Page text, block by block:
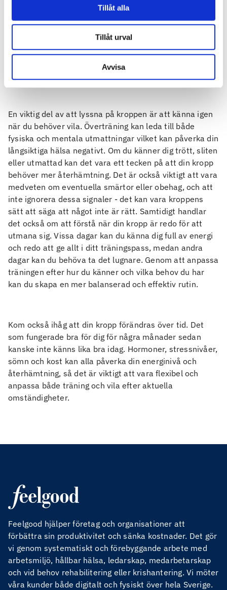
Tillåt alla
Tillåt urval
Avvisa
det som fungerar för en person passar inte
nödvändigtvis för en annan. Därför är det viktigt att
vara uppmärksam på hur din kropp reagerar på träning,
vila och andra faktorer i livet. Genom att vara lyhörd för
dina egna behov och signaler kan du anpassa din
En viktig del av att lyssna på kroppen är att känna igen
när du behöver vila. Överträning kan leda till både
fysiska och mentala utmattningar vilket kan påverka din
långsiktiga hälsa negativt. Om du känner dig trött, sliten
eller utmattad kan det vara ett tecken på att din kropp
behöver mer återhämtning. Det är också viktigt att vara
medveten om eventuella smärtor eller obehag, och att
inte ignorera dessa signaler - det kan vara kroppens
sätt att säga att något inte är rätt. Samtidigt handlar
det också om att förstå när din kropp är redo för att
utmana sig. Vissa dagar kan du känna dig full av energi
och redo att ge allt i ditt träningspass, medan andra
dagar kan du behöva ta det lugnare. Genom att anpassa
träningen efter hur du känner och vilka behov du har
kan du skapa en mer balanserad och effektiv rutin.
Kom också ihåg att din kropp förändras över tid. Det
som fungerade bra för dig för några månader sedan
kanske inte känns lika bra idag. Hormoner, stressnivåer,
sömn och kost kan alla påverka din energinivå och
återhämtning, så det är viktigt att vara flexibel och
anpassa både träning och vila efter aktuella
omständigheter.
Feelgood hjälper företag och organisationer att
förbättra sin produktivitet och sänka kostnader. Det gör
vi genom systematiskt och förebyggande arbete med
arbetsmiljö, hållbar hälsa, ledarskap, medarbetarskap
och vid behov rehabilitering eller krishantering. Vi möter
våra kunder både digitalt och fysiskt över hela Sverige.